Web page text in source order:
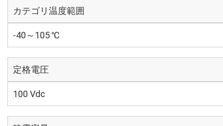
カテゴリ温度範囲
-40～105 ℃
定格電圧
100 Vdc